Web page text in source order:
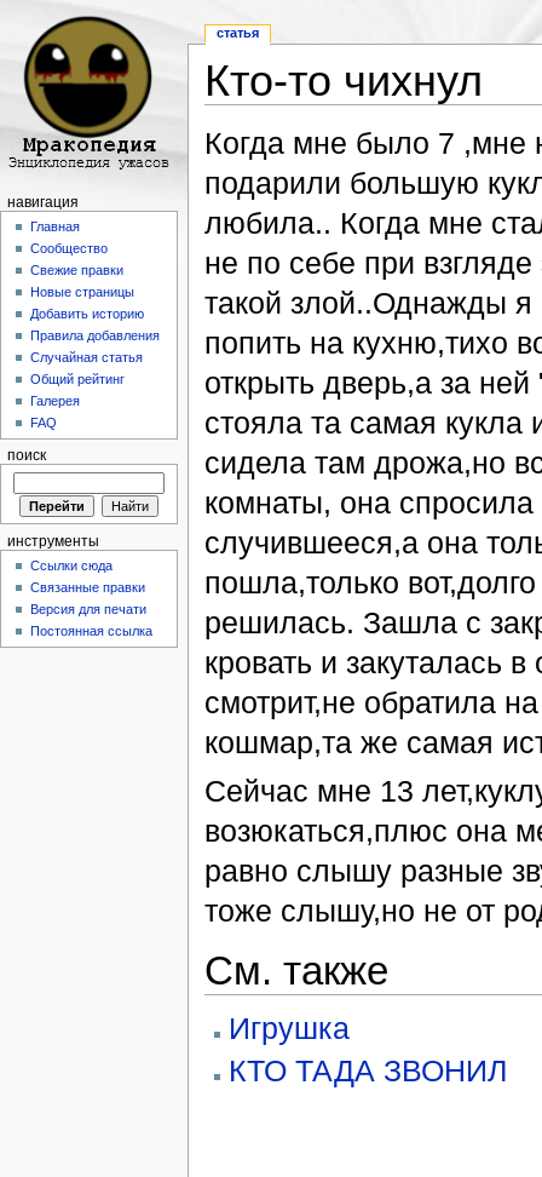
Кто-то чихнул
Когда мне было 7 ,мне
подарили большую
любила.. Когда мне
не по себе при
такой злой..Однажды
попить на кухню,тихо
открыть дверь,а за
стояла та самая кукла
сидела там дрожа,но
комнаты, она
случившееся,а она
пошла,только
решилась. Зашла с
кровать и закуталась
смотрит,не обратила
кошмар,та же самая
Сейчас мне 13
возюкаться,плюс она
равно слышу разные
тоже слышу,но не от
См. также
Игрушка
КТО ТАДА ЗВОНИЛ
статья
навигация
Главная
Сообщество
Свежие правки
Новые страницы
Добавить историю
Правила добавления
Случайная статья
Общий рейтинг
Галерея
FAQ
поиск
инструменты
Ссылки сюда
Связанные правки
Версия для печати
Постоянная ссылка